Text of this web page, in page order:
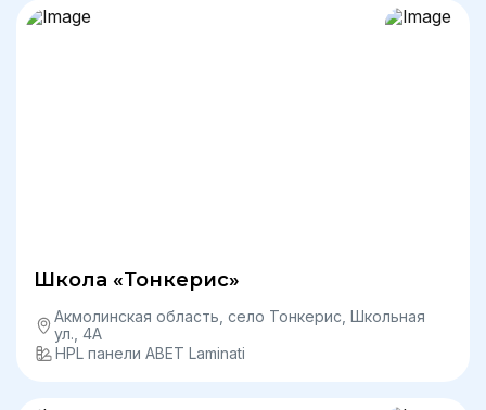
Школа «Тонкерис»
Акмолинская область, село Тонкерис, Школьная
ул., 4А
HPL панели ABET Laminati